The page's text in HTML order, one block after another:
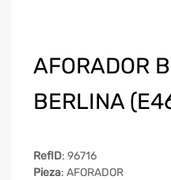
AFORADOR
BERLINA
RefID: 96716
Pieza: AFORADOR